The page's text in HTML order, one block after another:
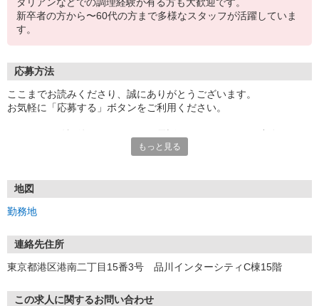
新卒者の方から〜60代の方まで多様なスタッフが活躍していま
す。
応募方法
ここまでお読みくださり、誠にありがとうございます。
お気軽に「応募する」ボタンをご利用ください。
お電話の際は「イーアイデムを見た」と伝えるとスムーズです。
もっと見る
地図
勤務地
連絡先住所
東京都港区港南二丁目15番3号 品川インターシティC棟15階
この求人に関するお問い合わせ